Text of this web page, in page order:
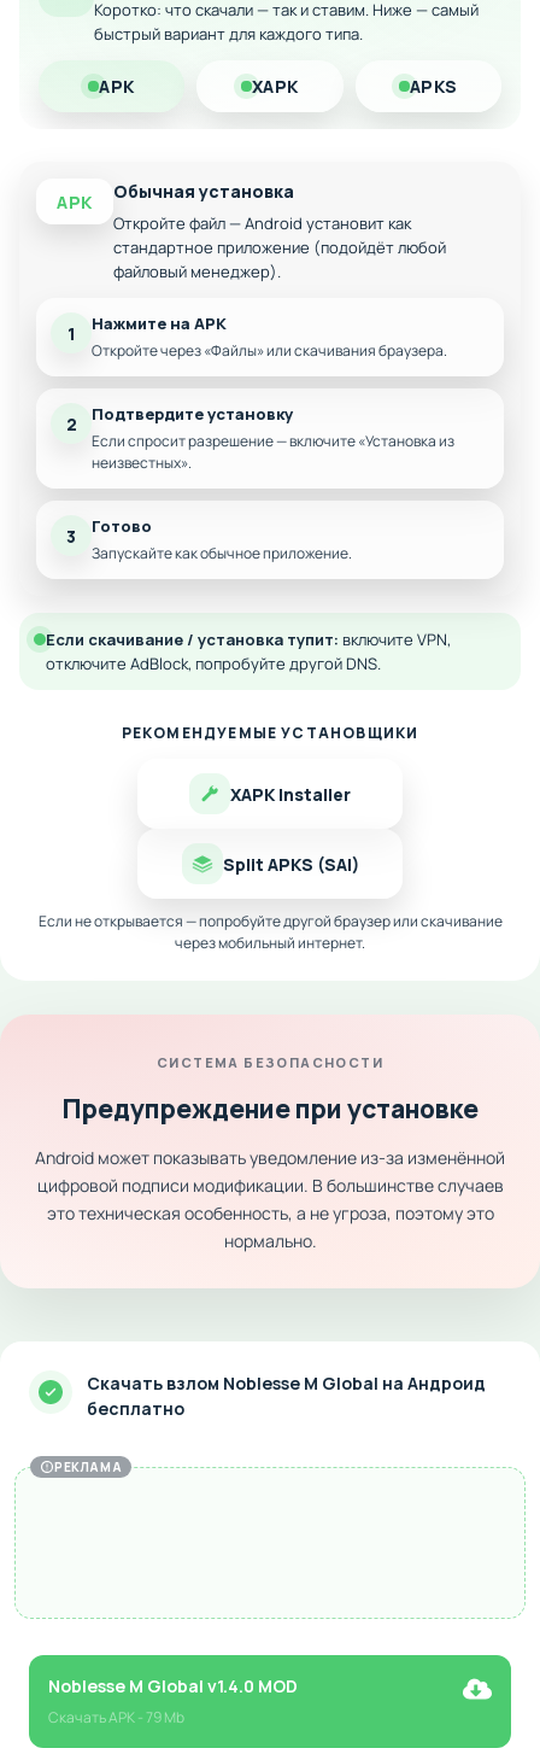
Ускоренное получение опыта и ресурсов
Скачайте модифицированную версию на Android и
погрузитесь в захватывающий мир боевых искусств!
Коротко: что скачали — так и ставим. Ниже — самый
быстрый вариант для каждого типа.
APK XAPK APKS
APK Обычная установка
Откройте файл — Android установит как
стандартное приложение (подойдёт любой
файловый менеджер).
1 Нажмите на APK
Откройте через «Файлы» или скачивания браузера.
2 Подтвердите установку
Если спросит разрешение — включите «Установка из
неизвестных».
3 Готово
Запускайте как обычное приложение.
Если скачивание / установка тупит: включите VPN,
отключите AdBlock, попробуйте другой DNS.
РЕКОМЕНДУЕМЫЕ УСТАНОВЩИКИ
XAPK Installer
Split APKS (SAI)
Если не открывается — попробуйте другой браузер или скачивание
через мобильный интернет.
СИСТЕМА БЕЗОПАСНОСТИ
Предупреждение при установке
Android может показывать уведомление из-за изменённой
цифровой подписи модификации. В большинстве случаев
это техническая особенность, а не угроза, поэтому это
нормально.
Скачать взлом Noblesse M Global на Андроид
бесплатно
РЕКЛАМА
Noblesse M Global v1.4.0 MOD
СкачатьAPK- 79 Mb